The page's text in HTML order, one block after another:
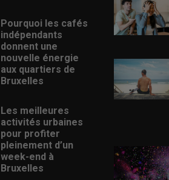
Pourquoi les cafés
indépendants
donnent une
nouvelle énergie
aux quartiers de
Bruxelles
Les meilleures
activités urbaines
pour profiter
pleinement d’un
week-end à
Bruxelles